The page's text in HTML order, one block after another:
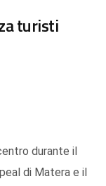
turisti
durante il
di Matera e il